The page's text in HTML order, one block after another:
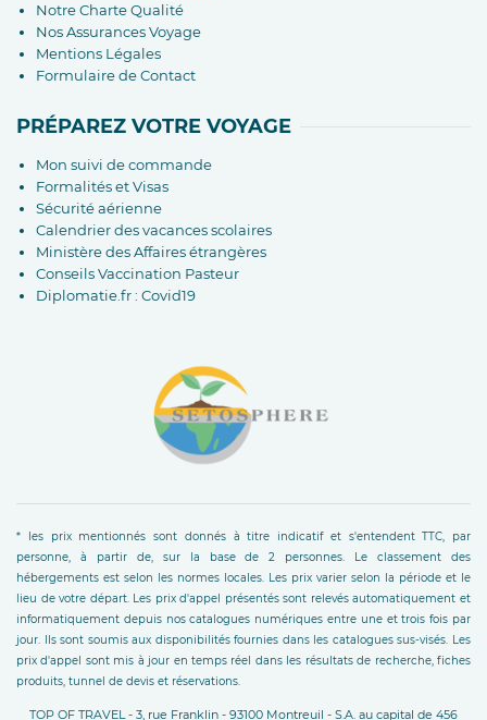
Notre Charte Qualité
Nos Assurances Voyage
Mentions Légales
Formulaire de Contact
PRÉPAREZ VOTRE VOYAGE
Mon suivi de commande
Formalités et Visas
Sécurité aérienne
Calendrier des vacances scolaires
Ministère des Affaires étrangères
Conseils Vaccination Pasteur
Diplomatie.fr : Covid19
* les prix mentionnés sont donnés à titre indicatif et s'entendent TTC, par
personne, à partir de, sur la base de 2 personnes. Le classement des
hébergements est selon les normes locales. Les prix varier selon la période et le
lieu de votre départ. Les prix d'appel présentés sont relevés automatiquement et
informatiquement depuis nos catalogues numériques entre une et trois fois par
jour. Ils sont soumis aux disponibilités fournies dans les catalogues sus-visés. Les
prix d'appel sont mis à jour en temps réel dans les résultats de recherche, fiches
produits, tunnel de devis et réservations.
TOP OF TRAVEL - 3, rue Franklin - 93100 Montreuil - S.A. au capital de 456